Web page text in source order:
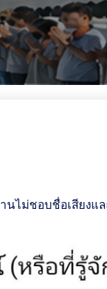
นไม่ชอบชื่อเสียงแ